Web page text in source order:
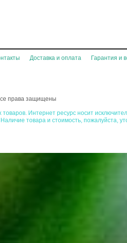
Доставка и оплата Гарантия и
права защищены
товаров. Интернет ресурс носит
товара и стоимость, пожалуйста,